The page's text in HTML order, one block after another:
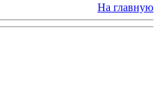
На главную